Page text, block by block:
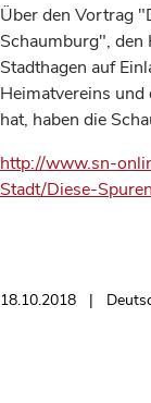
Über den Vortrag
Schaumburg",
Stadthagen auf
Heimatvereins und
hat, haben die
http://www.sn-
Stadt/Diese-
18.10.2018